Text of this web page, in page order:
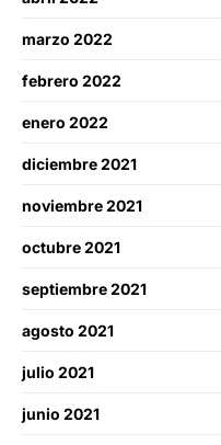
marzo 2022
febrero 2022
enero 2022
diciembre 2021
noviembre 2021
octubre 2021
septiembre 2021
agosto 2021
julio 2021
junio 2021